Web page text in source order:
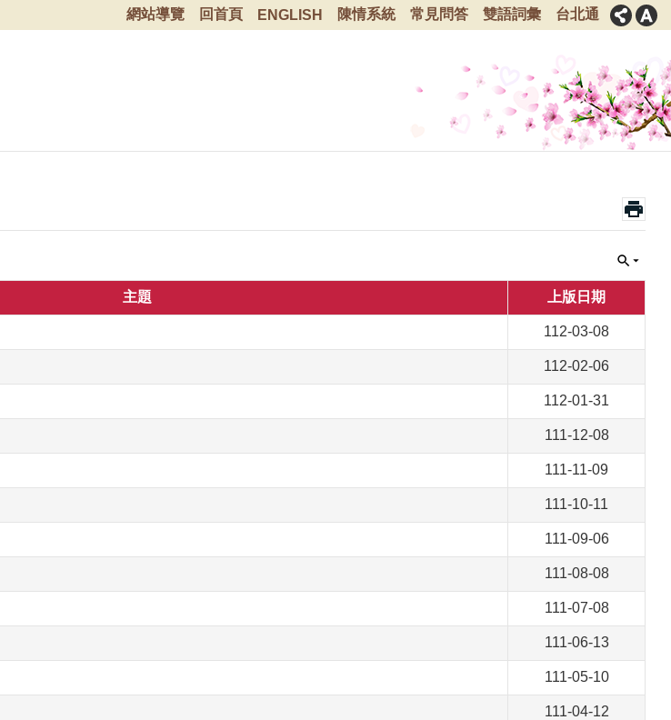
網站導覽 回首頁 ENGLISH 陳情系統 常見問答 雙語詞彙 台北通
主題 上版日期
112-03-08
112-02-06
112-01-31
111-12-08
111-11-09
111-10-11
111-09-06
111-08-08
111-07-08
111-06-13
111-05-10
111-04-12